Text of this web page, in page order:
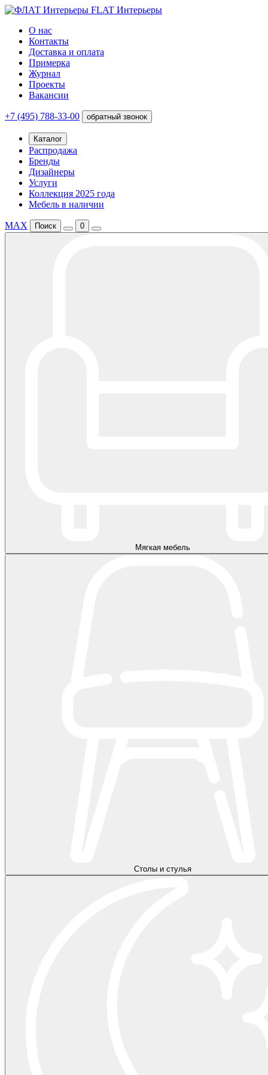
FLAT Интерьеры
О нас
Контакты
Доставка и оплата
Примерка
Журнал
Проекты
Вакансии
+7 (495) 788-33-00 обратный звонок
Каталог
Распродажа
Бренды
Дизайнеры
Услуги
Коллекция 2025 года
Мебель в наличии
MAX Поиск 0
Мягкая мебель
Столы и стулья